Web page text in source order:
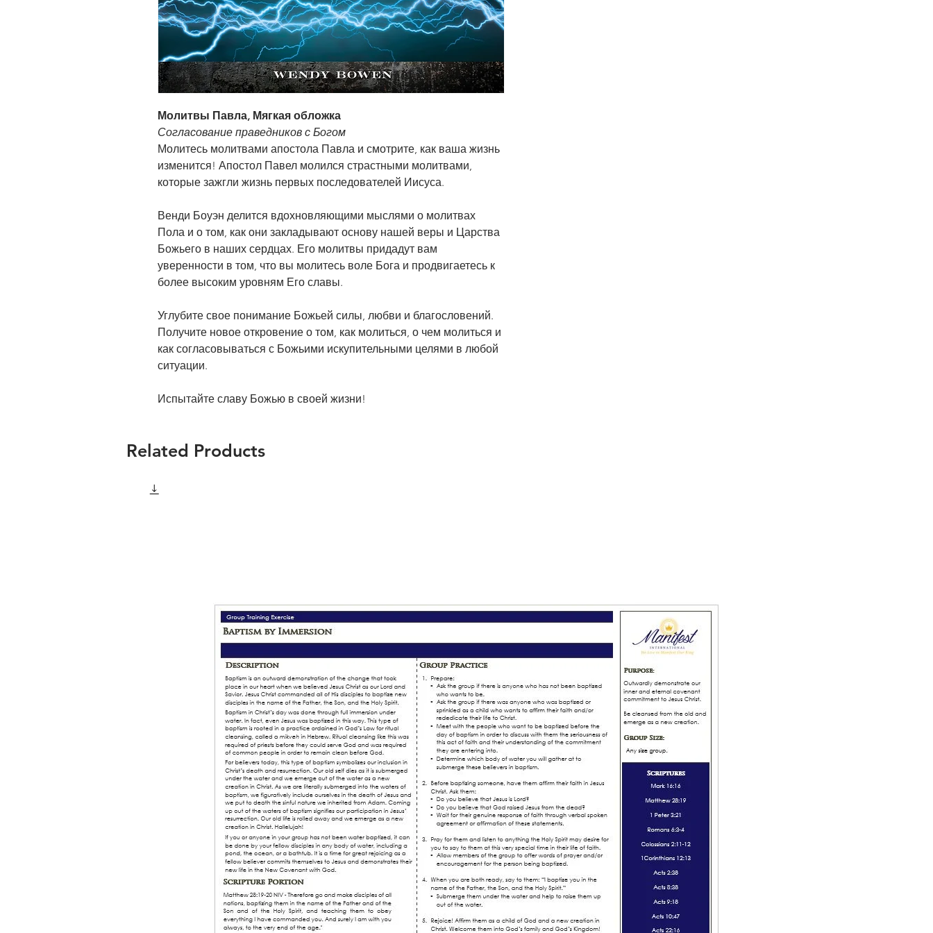
Молитвы Павла, Мягкая обложка
Согласование праведников с Богом
Молитесь молитвами апостола Павла и смотрите, как ваша жизнь
изменится! Апостол Павел молился страстными молитвами,
которые зажгли жизнь первых последователей Иисуса.
Венди Боуэн делится вдохновляющими мыслями о молитвах
Пола и о том, как они закладывают основу нашей веры и Царства
Божьего в наших сердцах. Его молитвы придадут вам
уверенности в том, что вы молитесь воле Бога и продвигаетесь к
более высоким уровням Его славы.
Углубите свое понимание Божьей силы, любви и благословений.
Получите новое откровение о том, как молиться, о чем молиться и
как согласовываться с Божьими искупительными целями в любой
ситуации.
Испытайте славу Божью в своей жизни!
Related Products